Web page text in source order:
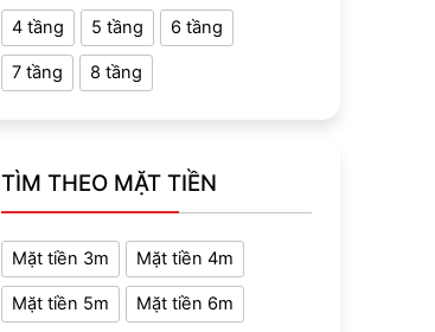
4 tầng 5 tầng 6 tầng
7 tầng 8 tầng
TÌM THEO MẶT TIỀN
Mặt tiền 3m Mặt tiền 4m
Mặt tiền 5m Mặt tiền 6m